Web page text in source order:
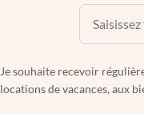
Je souhaite recevoir
locations de vacances, aux